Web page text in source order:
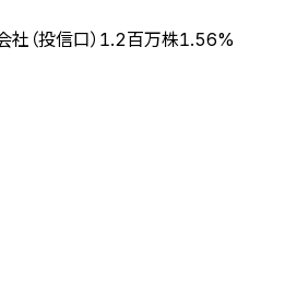
（投信口） 1.2百万株1.56%